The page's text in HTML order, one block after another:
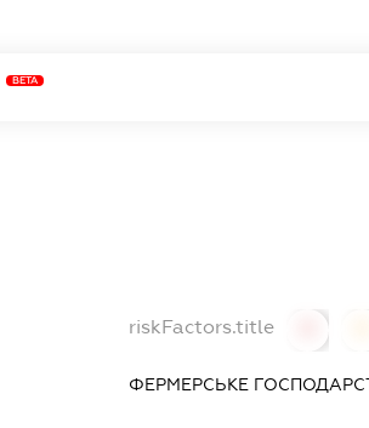
BETA
riskFactors.title
ФЕРМЕРСЬКЕ